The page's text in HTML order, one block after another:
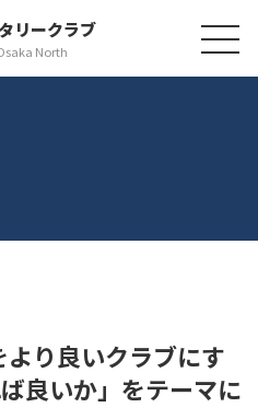
リークラブ
North
り良いクラブにす
良いか」をテーマに